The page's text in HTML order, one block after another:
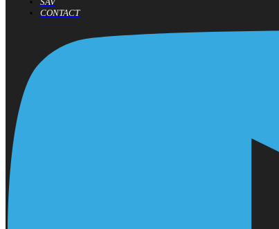
CONTACT